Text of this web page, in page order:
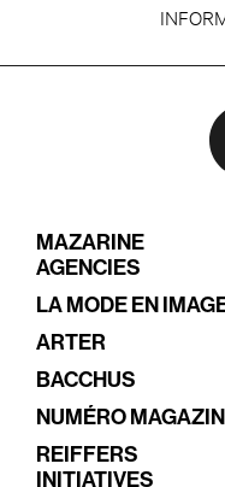
MAZARINE
AGENCIES
LA MODE EN
ARTER
BACCHUS
NUMÉRO
REIFFERS
INITIATIVES